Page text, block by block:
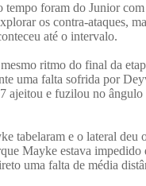
foram do Junior
os contra-ataques,
até o intervalo.
ritmo do final da
uma falta sofrida por
ajeitou e fuzilou no
tabelaram e o lateral deu
Mayke estava impedido
uma falta de média